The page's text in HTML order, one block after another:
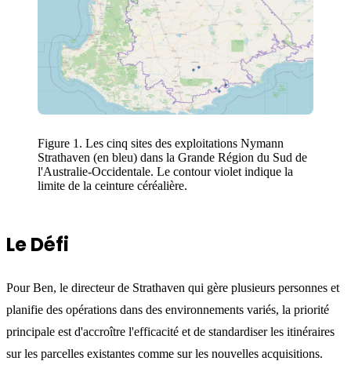
Figure 1. Les cinq sites des exploitations Nymann
Strathaven (en bleu) dans la Grande Région du Sud de
l'Australie-Occidentale. Le contour violet indique la
limite de la ceinture céréalière.
Le Défi
Pour Ben, le directeur de Strathaven qui gère plusieurs personnes et
planifie des opérations dans des environnements variés, la priorité
principale est d'accroître l'efficacité et de standardiser les itinéraires
sur les parcelles existantes comme sur les nouvelles acquisitions.